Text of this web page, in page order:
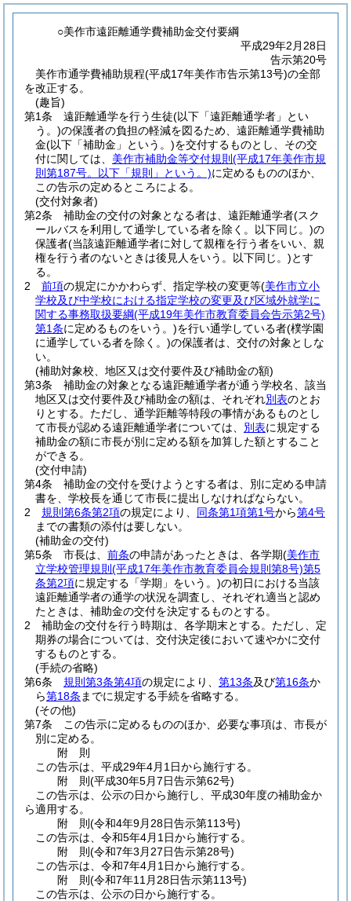
○美作市遠距離通学費補助金交付要綱
平成29年2月28日
告示第20号
美作市通学費補助規程(平成17年美作市告示第13号)の全部
を改正する。
(趣旨)
第1条
遠距離通学を行う生徒(以下「遠距離通学者」とい
う。)の保護者の負担の軽減を図るため、遠距離通学費補助
金(以下「補助金」という。)を交付するものとし、その交
付に関しては、 美作市補助金等交付規則 (平成17年美作市規
則第187号。以下「規則」という。)に定めるもののほか、
この告示の定めるところによる。
(交付対象者)
第2条
補助金の交付の対象となる者は、遠距離通学者(スク
ールバスを利用して通学している者を除く。以下同じ。)の
保護者(当該遠距離通学者に対して親権を行う者をいい、親
権を行う者のないときは後見人をいう。以下同じ。)とす
る。
2
前項の規定にかかわらず、指定学校の変更等(美作市立小
学校及び中学校における指定学校の変更及び区域外就学に
関する事務取扱要綱(平成19年美作市教育委員会告示第2号)
第1条に定めるものをいう。)を行い通学している者(樸学園
に通学している者を除く。)の保護者は、交付の対象としな
い。
(補助対象校、地区又は交付要件及び補助金の額)
第3条
補助金の対象となる遠距離通学者が通う学校名、該当
地区又は交付要件及び補助金の額は、それぞれ別表のとお
りとする。 ただし、通学距離等特段の事情があるものとし
て市長が認める遠距離通学者については、 別表に規定する
補助金の額に市長が別に定める額を加算した額とすること
ができる。
(交付申請)
第4条
補助金の交付を受けようとする者は、別に定める申請
書を、学校長を通じて市長に提出しなければならない。
2
規則第6条第2項の規定により、 同条第1項第1号から第4号
までの書類の添付は要しない。
(補助金の交付)
第5条
市長は、 前条の申請があったときは、各学期(美作市
立学校管理規則 (平成17年美作市教育委員会規則第8号)第5
条第2項に規定する「学期」をいう。)の初日における当該
遠距離通学者の通学の状況を調査し、それぞれ適当と認め
たときは、補助金の交付を決定するものとする。
2
補助金の交付を行う時期は、各学期末とする。 ただし、定
期券の場合については、交付決定後において速やかに交付
するものとする。
(手続の省略)
第6条
規則第3条第4項の規定により、 第13条及び第16条か
ら第18条 までに規定する手続を省略する。
(その他)
第7条
この告示に定めるもののほか、必要な事項は、市長が
別に定める。
附 則
この告示は、平成29年4月1日から施行する。
附 則(平成30年5月7日告示第62号)
この告示は、公示の日から施行し、平成30年度の補助金か
ら適用する。
附 則(令和4年9月28日告示第113号)
この告示は、令和5年4月1日から施行する。
附 則(令和7年3月27日告示第28号)
この告示は、令和7年4月1日から施行する。
附 則(令和7年11月28日告示第113号)
この告示は、公示の日から施行する。